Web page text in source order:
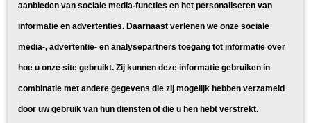
aanbieden van sociale media-functies en het personaliseren van
informatie en advertenties. Daarnaast verlenen we onze sociale
media-, advertentie- en analysepartners toegang tot informatie over
hoe u onze site gebruikt. Zij kunnen deze informatie gebruiken in
combinatie met andere gegevens die zij mogelijk hebben verzameld
door uw gebruik van hun diensten of die u hen hebt verstrekt.